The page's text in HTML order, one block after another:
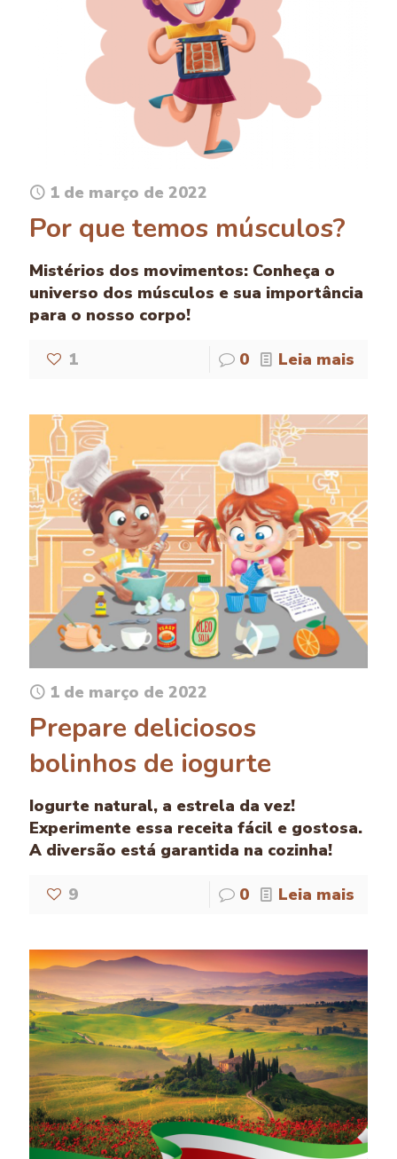
1 de março de 2022
Por que temos músculos?
Mistérios dos movimentos: Conheça o
universo dos músculos e sua importância
para o nosso corpo!
1 0 Leia mais
1 de março de 2022
Prepare deliciosos
bolinhos de iogurte
Iogurte natural, a estrela da vez!
Experimente essa receita fácil e gostosa.
A diversão está garantida na cozinha!
9 0 Leia mais